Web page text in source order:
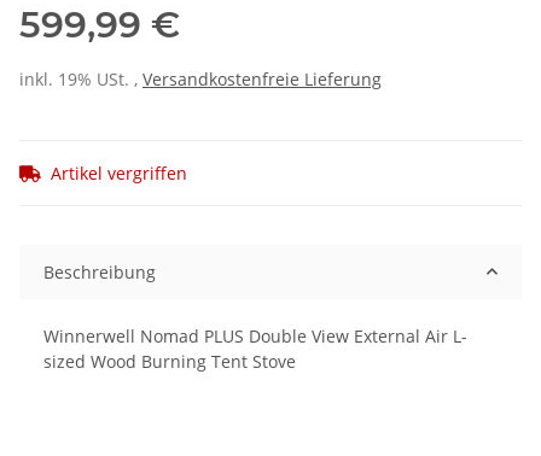
599,99 €
inkl. 19% USt. , Versandkostenfreie Lieferung
Artikel vergriffen
Beschreibung
Winnerwell Nomad PLUS Double View External Air L-
sized Wood Burning Tent Stove